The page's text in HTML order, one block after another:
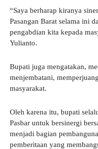
“Saya berharap kiranya
Pasangan Barat selama ini
pengabdian kita kepada
Yulianto.
Bupati juga mengatakan,
menjembatani,
masyarakat.
Oleh karena itu, bupati
Pasbar untuk bersinergi
menjadi bagian
pemberitaan yang